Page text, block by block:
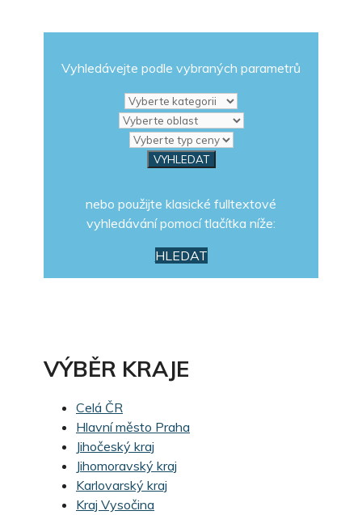
Vyhledávejte podle vybraných parametrů
nebo použijte klasické fulltextové
vyhledávání pomocí tlačítka níže:
HLEDAT
VÝBĚR KRAJE
Celá ČR
Hlavní město Praha
Jihočeský kraj
Jihomoravský kraj
Karlovarský kraj
Kraj Vysočina